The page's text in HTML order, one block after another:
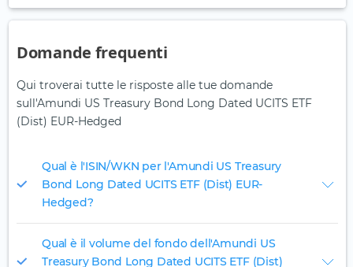
Domande frequenti
Qui troverai tutte le risposte alle tue domande
sull'Amundi US Treasury Bond Long Dated UCITS ETF
(Dist) EUR-Hedged
Qual è l'ISIN/WKN per l'Amundi US Treasury
Bond Long Dated UCITS ETF (Dist) EUR-
Hedged?
Qual è il volume del fondo dell'Amundi US
Treasury Bond Long Dated UCITS ETF (Dist)